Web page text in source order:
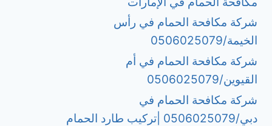
شركة مكافحة الحمام في رأس
الخيمة/0506025079
شركة مكافحة الحمام في أم
القيوين/0506025079
شركة مكافحة الحمام في
دبي/0506025079 |تركيب طارد الحمام